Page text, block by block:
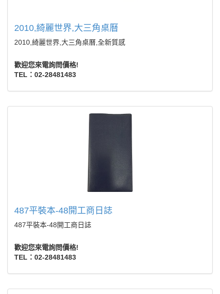
2010,綺麗世界,大三角桌曆
2010,綺麗世界,大三角桌曆,全新質感
歡迎您來電詢問價格!
TEL：02-28481483
487平裝本-48開工商日誌
487平裝本-48開工商日誌
歡迎您來電詢問價格!
TEL：02-28481483